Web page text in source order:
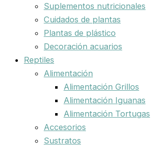
Suplementos nutricionales
Cuidados de plantas
Plantas de plástico
Decoración acuarios
Reptiles
Alimentación
Alimentación Grillos
Alimentación Iguanas
Alimentación Tortugas
Accesorios
Sustratos